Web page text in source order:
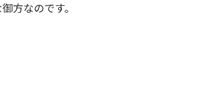
方なのです。